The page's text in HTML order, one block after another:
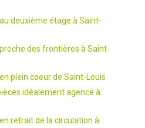
deuxième étage à Saint-
des frontières à Saint-
plein coeur de Saint-Louis
idéalement agencé à
retrait de la circulation à